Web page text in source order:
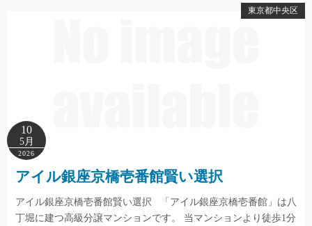
東京都中央区
10
5月
2026
アイル銀座京橋壱番館賢い選択
アイル銀座京橋壱番館賢い選択 「アイル銀座京橋壱番館」は八
丁堀に建つ高級分譲マンションです。 当マンションより徒歩1分